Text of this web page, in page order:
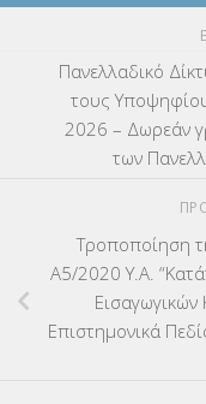
Πανελλαδικό
τους
2026 – Δωρεάν
των
Τροποποίηση
Α5/2020 Υ.Α.
Επιστημονικά
ΚΠγ – ΚΡΑΤΙΚΟ
ΚΠπ- ΚΡΑΤΙΚΟ
ΜΑΘΗΤΕΙΑ (275)
ΜΕΤΑΘΕΣΕΙΣ-